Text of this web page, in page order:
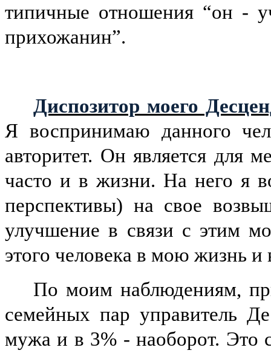
типичные отношения “он -
прихожанин”.
Диспозитор моего
Я воспринимаю данного
авторитет. Он является для
часто и в жизни. На него я
перспективы) на свое
улучшение в связи с этим
этого человека в мою жизнь и
По моим наблюдениям,
семейных пар управитель
мужа и в 3% - наоборот. Это